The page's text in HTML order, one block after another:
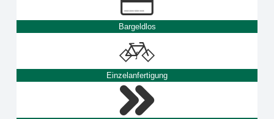
Bargeldlos
Einzelanfertigung